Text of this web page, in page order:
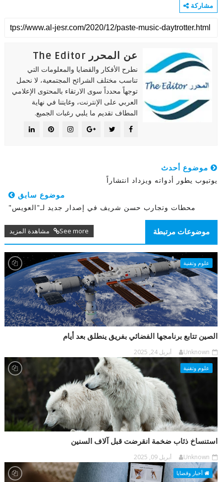
مشاركة
عن المحرر The Editor
نطرح الأفكار والقضايا والمعلومات التي
تناسب مختلف الشرائح المجتمعية، لا نحمل
توجهاً محدداً سوى الارتقاء بالمحتوى الإعلامي
العربي على الإنترنت، وغايتنا في نهاية
المطاف تقديم ما يلبي رغبات الجميع.
موضوع أحدث
يوتيوب يطور أدواته ويزداد انتشاراً
موضوع سابق
محطات وتجارب حسن شريف في إصدار جديد لـ"العويس"
موضوعات مرتبطة See more مشاهدة المزيد
علوم وتقنية
الصين تتابع برنامجها الفضائي بفريق ينطلق بعد أيام
Unknown أبريل 24, 2025
علوم وتقنية
استنساخ ذئاب ضخمة انقرضت قبل آلاف السنين
Unknown أبريل 09, 2025
أخبار وقضايا